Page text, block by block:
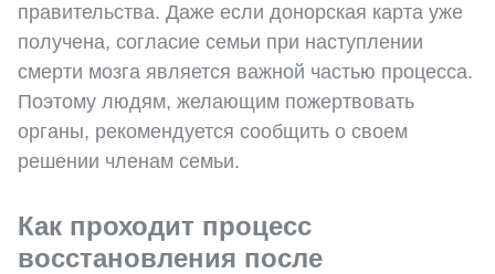
правительства. Даже если донорская карта уже
получена, согласие семьи при наступлении
смерти мозга является важной частью процесса.
Поэтому людям, желающим пожертвовать
органы, рекомендуется сообщить о своем
решении членам семьи.
Как проходит процесс
восстановления после